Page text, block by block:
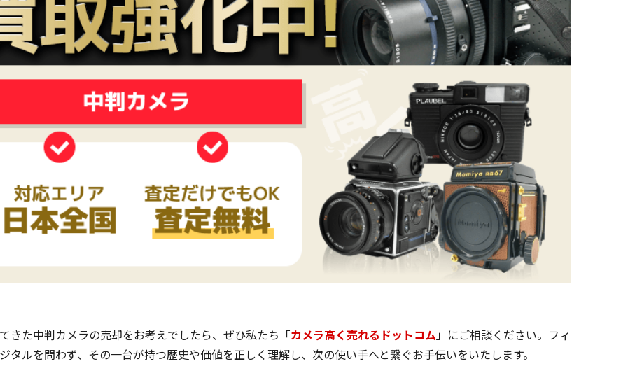
きた中判カメラの売却をお考えでしたら、ぜひ私たち「カメラ高く売れるドットコム」にご相談ください。フィ
タルを問わず、その一台が持つ歴史や価値を正しく理解し、次の使い手へと繋ぐお手伝いをいたします。